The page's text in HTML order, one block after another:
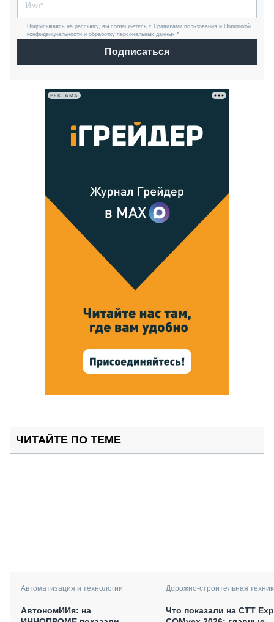
Подписываясь на рассылку, вы соглашаетесь с Правилами пользования и Политикой
конфиденциальности и обработку персональных данных *
Подписаться
РЕКЛАМА
ЧИТАЙТЕ ПО ТЕМЕ
Автоматизация и технологии
АвтономИИя: на
Дорожно-строительная
Что показали на CTT